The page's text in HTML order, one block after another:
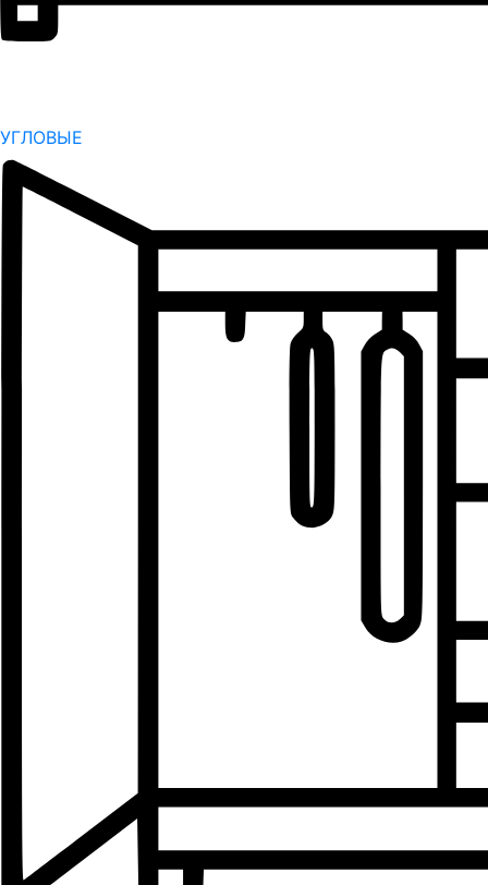
УГЛОВЫЕ